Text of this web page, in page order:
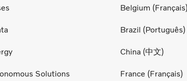
Solutions
Belgium (Français)
Brazil (Português)
China (中文)
France (Français)